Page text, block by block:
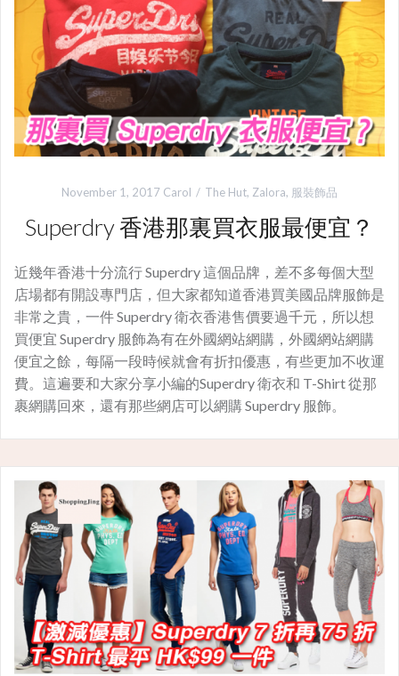
November 1, 2017 Carol The Hut, Zalora, 服裝飾品
Superdry 香港那裏買衣服最便宜？
近幾年香港十分流行 Superdry 這個品牌，差不多每個大型
店場都有開設專門店，但大家都知道香港買美國品牌服飾是
非常之貴，一件 Superdry 衛衣香港售價要過千元，所以想
買便宜 Superdry 服飾為有在外國網站網購，外國網站網購
便宜之餘，每隔一段時候就會有折扣優惠，有些更加不收運
費。這遍要和大家分享小編的Superdry 衛衣和 T-Shirt 從那
裹網購回來，還有那些網店可以網購 Superdry 服飾。